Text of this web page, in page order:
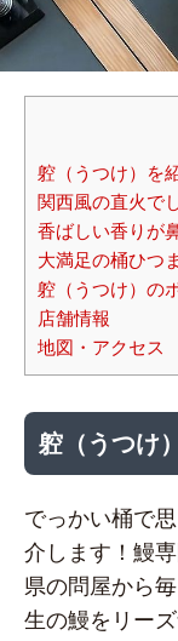
躻（うつけ）を
関西風の直火で
香ばしい香りが
大満足の桶ひつ
躻（うつけ）の
店舗情報
地図・アクセス
躻（うつけ
でっかい桶で
介します！鰻
県の問屋から
生の鰻をリー